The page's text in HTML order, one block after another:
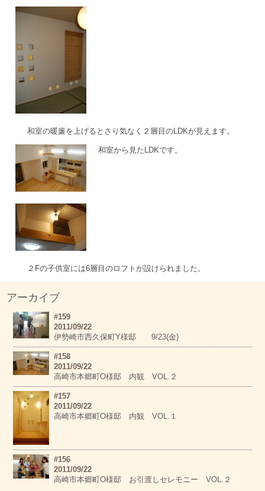
和室の暖簾を上げるとさり気なく２層目のLDKが見えます。
和室から見たLDKです。
２Fの子供室には6層目のロフトが設けられました。
アーカイブ
#159
2011/09/22
伊勢崎市西久保町Y様邸 9/23(金)
#158
2011/09/22
高崎市本郷町O様邸 内観 VOL.２
#157
2011/09/22
高崎市本郷町O様邸 内観 VOL.１
#156
2011/09/22
高崎市本郷町O様邸 お引渡しセレモニー VOL.２